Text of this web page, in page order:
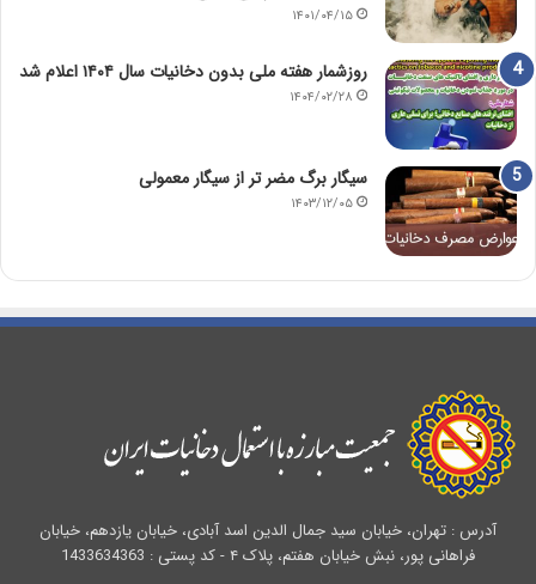
۱۴۰۱/۰۴/۱۵
روزشمار هفته ملی بدون دخانیات سال ۱۴۰۴ اعلام شد
۱۴۰۴/۰۲/۲۸
سیگار برگ مضر تر از سیگار معمولی
۱۴۰۳/۱۲/۰۵
آدرس : تهران، خیابان سید جمال الدین اسد آبادی، خیابان یازدهم، خیابان
فراهانی پور، نبش خیابان هفتم، پلاک ۴ - کد پستی : 1433634363